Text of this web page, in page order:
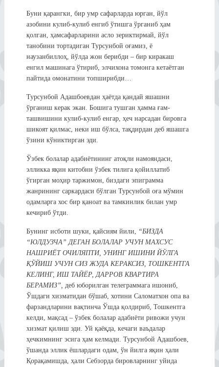
Буни қарангки, бир умр сафарларда юрган, йўл
азобини кулиб-кулиб енгиб ўтишга ўрганиб ҳам
қолган, ҳамсафарларини асло зериктирмай, йўл
танобини тортадиган Турсунбой оғамиз, ё
наузанбиллоҳ, йўлда жон берибди – бир киракаш
енгил машинага ўтириб, элчихона томонга кетаётган
пайтида омонатини топширибди…
Турсунбой Адашбоевдан ҳаётда қандай яшашни
ўрганиш керак экан. Бошига тушган ҳамма ғам-
ташвишини кулиб-кулиб енгар, ҳеч нарсадан бировга
шикоят қилмас, неки иш бўлса, тақдирдан деб яшашга
ўзини кўниктирган эди.
Ўзбек болалар адабиётининг атоқли намояндаси,
элликка яқин китобни ўзбек тилига қойиллатиб
ўгирган моҳир таржимон, биздаги эпиграмма
жанрининг саркардаси бўлган Турсунбой оға мўмин
одамларга хос бир қаноат ва тамкинлик билан умр
кечириб ўтди.
Бунинг исботи шуки, қайсиям йили,
“БИЗДА
“ЮЛДУЗЧА” ДЕГАН БОЛАЛАР УЧУН МАХСУС
НАШРИЁТ ОЧИЛЯПТИ, УНИНГ ИШИНИ ЙЎЛГА
ҚЎЙИШ УЧУН СИЗ ЖУДА КЕРАКСИЗ, ТОШКЕНТГА
КЕЛИНГ, ИШ ТАЙЁР, ДАРРОВ КВАРТИРА
БЕРАМИЗ”,
деб юборилган телеграммага ишониб,
Ўшдаги хизматидан бўшаб, хотини Саломатхон опа ва
фарзандларини вақтинча Ўшда қолдириб, Тошкентга
келди, мақсад – ўзбек болалар адабиёти ривожи учун
хизмат қилиш эди. Уй қаёқда, кечаги ваъдалар
ҳечкимнинг эсига ҳам келмади. Турсунбой Адашбоев,
ўшанда эллик ёшлардаги одам, ўн йилга яқин ҳали
Қорақамишда, ҳали Себзорда бировларнинг уйида